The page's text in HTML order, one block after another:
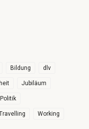
Bildung dlv
Jubiläum
Politik
Working